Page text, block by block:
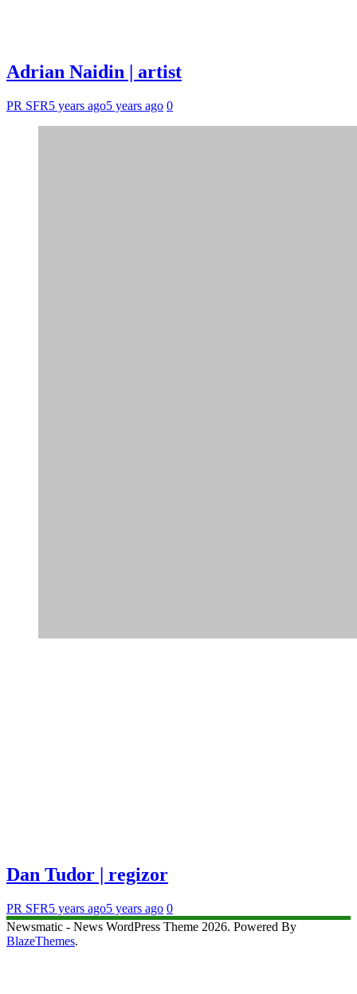
Adrian Naidin | artist
PR SFR5 years ago5 years ago 0
Dan Tudor | regizor
PR SFR5 years ago5 years ago 0
Newsmatic - News WordPress Theme 2026. Powered By
BlazeThemes.